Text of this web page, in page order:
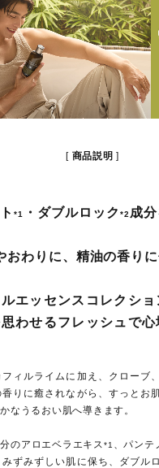
商品説明
*1 ・ダブルロック*2 成
おわりに、精油の香り
ルエッセンスコレクシ
わせるフレッシュで
ィルライムに加え、クローブ
りに癒されながら、すっとお
なうるおい肌へ導きます。
のアロエベラエキス*1 、パンテ
ずみずしい肌に保ち、ダブル